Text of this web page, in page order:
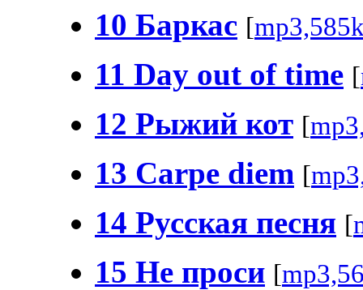
10 Баркас [
11 Day out of time [
12 Рыжий кот [
13 Carpe diem [
14 Русская песня [
15 Не проси [